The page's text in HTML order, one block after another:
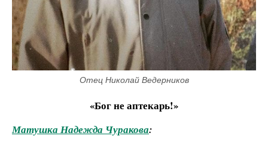
Отец Николай Ведерников
«Бог не аптекарь!»
Матушка Надежда Чуракова: